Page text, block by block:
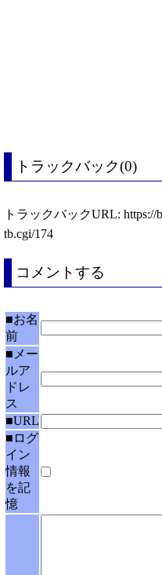
トラックバック(0)
トラックバックURL: https://
tb.cgi/174
コメントする
■お名
前
■メー
ルア
ドレ
ス
■URL
■ログ
イン
情報
を記
憶